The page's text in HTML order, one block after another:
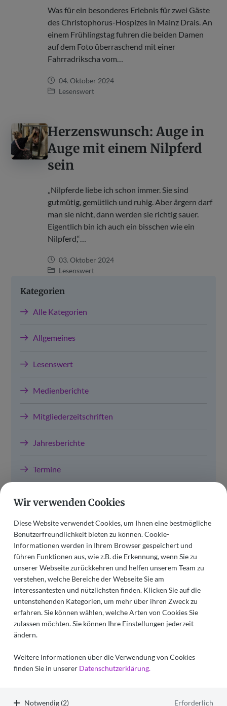
Was für ein besonderes Erlebnis für zwei Gäste
des Christophorus-Hospizes in Mainz Drais. An
einem Frühlingstag fuhren die beiden Damen
auf dem Foto überraschend mit einer
Fahrradrikscha vom…
04. Oktober 2024
Lesenswert
Herzenswunsch: Auge in
Auge mit einem Nilpferd
sein
„Nilpferde liebe ich schon immer. Sie sind
gutmütig, gemütlich und ruhig. Aber ärgern darf
man sie nicht, dann werden sie richtig sauer.
Eigentlich bin ich auch ein bisschen wie ein
Nilpferd,“…
03. Oktober 2024
Lesenswert
Kategorien
Alle Kategorien
Allgemeines
Lesenswert
Medienberichte
Mitgliederzeitschriften
Jahresberichte
Termine
Christophorus Hospiz
+49 (0) 6131 971 09 0 E-Mail schreiben
Wir verwenden Cookies
Diese Website verwendet Cookies, um Ihnen eine bestmögliche
Benutzerfreundlichkeit bieten zu können. Cookie-
Informationen werden in Ihrem Browser gespeichert und
führen Funktionen aus, wie z.B. die Erkennung, wenn Sie zu
unserer Webseite zurückkehren und helfen unserem Team zu
verstehen, welche Bereiche der Webseite Sie am
interessantesten und nützlichsten finden. Klicken Sie auf die
untenstehenden Kategorien, um mehr über ihren Zweck zu
erfahren. Sie können wählen, welche Arten von Cookies Sie
zulassen möchten. Sie können Ihre Einstellungen jederzeit
ändern.
Weitere Informationen über die Verwendung von Cookies
finden Sie in unserer Datenschutzerklärung.
Notwendig (2) Erforderlich